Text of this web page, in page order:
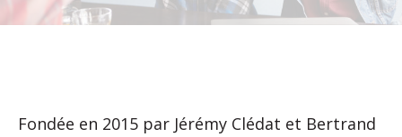
Fondée en 2015 par Jérémy Clédat et Bertrand